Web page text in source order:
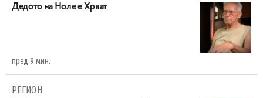
Дедото на Ноле е Хрват
пред 9 мин.
РЕГИОН